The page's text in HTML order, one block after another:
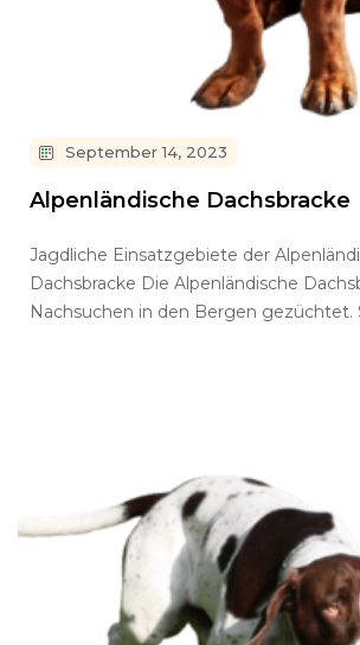
September 14, 2023
Alpenländische Dachsbracke
Jagdliche Einsatzgebiete der
Dachsbracke Die Alpenländische
Nachsuchen in den Bergen gezüchtet.